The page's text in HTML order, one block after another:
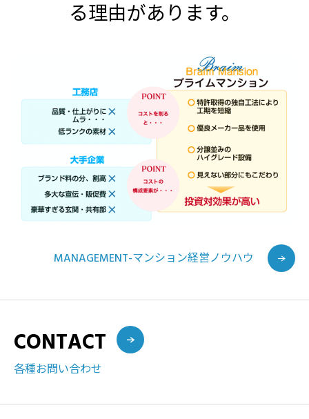
る理由があります。
MANAGEMENT-マンション経営ノウハウ
CONTACT
各種お問い合わせ